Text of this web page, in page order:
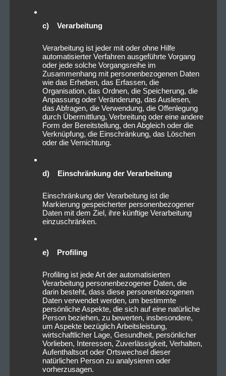
c) Verarbeitung
Verarbeitung ist jeder mit oder ohne Hilfe
automatisierter Verfahren ausgeführte Vorgang
oder jede solche Vorgangsreihe im
Zusammenhang mit personenbezogenen Daten
wie das Erheben, das Erfassen, die
Organisation, das Ordnen, die Speicherung, die
Anpassung oder Veränderung, das Auslesen,
das Abfragen, die Verwendung, die Offenlegung
durch Übermittlung, Verbreitung oder eine andere
Form der Bereitstellung, den Abgleich oder die
Verknüpfung, die Einschränkung, das Löschen
oder die Vernichtung.
d) Einschränkung der Verarbeitung
Einschränkung der Verarbeitung ist die
Markierung gespeicherter personenbezogener
Daten mit dem Ziel, ihre künftige Verarbeitung
einzuschränken.
e) Profiling
Profiling ist jede Art der automatisierten
Verarbeitung personenbezogener Daten, die
darin besteht, dass diese personenbezogenen
Daten verwendet werden, um bestimmte
persönliche Aspekte, die sich auf eine natürliche
Person beziehen, zu bewerten, insbesondere,
um Aspekte bezüglich Arbeitsleistung,
wirtschaftlicher Lage, Gesundheit, persönlicher
Vorlieben, Interessen, Zuverlässigkeit, Verhalten,
Aufenthaltsort oder Ortswechsel dieser
natürlichen Person zu analysieren oder
vorherzusagen.